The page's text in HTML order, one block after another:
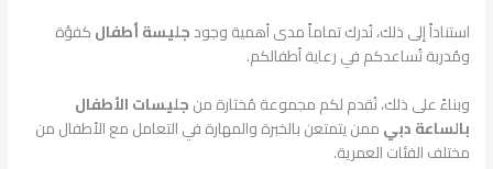
استناداً إلى ذلك، نُدرك تماماً مدى أهمية وجودجليسة أطفالكفؤة
ومُدربة تُساعدكم في رعاية أطفالكم.
وبناءً على ذلك، نُقدم لكم مجموعة مُختارة منجليسات الأطفال
بالساعة دبيممن يتمتعن بالخبرة والمهارة في التعامل مع الأطفال من
مختلف الفئات العمرية.